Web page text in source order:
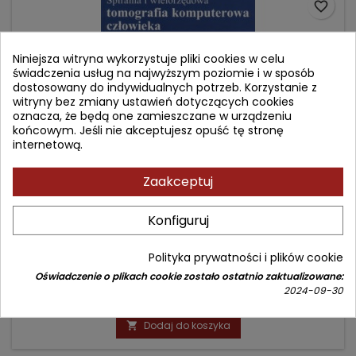
SPIRALNA I WIELORZĘDOWA TOMOGRAFIA
KOMPUTEROWA CZŁOWIEKA
Autor: Mathias Prokop
(0)
 Dodaj do koszyka
favorite_border
Niniejsza witryna wykorzystuje pliki cookies w celu
świadczenia usług na najwyższym poziomie i w sposób
dostosowany do indywidualnych potrzeb. Korzystanie z
witryny bez zmiany ustawień dotyczących cookies
oznacza, że będą one zamieszczane w urządzeniu
końcowym. Jeśli nie akceptujesz opuść tę stronę
internetową.
Zaakceptuj
Konfiguruj
Polityka prywatności i plików cookie
Oświadczenie o plikach cookie zostało ostatnio zaktualizowane:
2024-09-30